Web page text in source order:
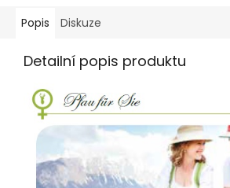
Popis Diskuze
Detailní popis produktu